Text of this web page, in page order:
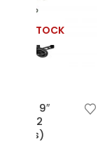
Kit caméra
AMS avec 2
entrées)